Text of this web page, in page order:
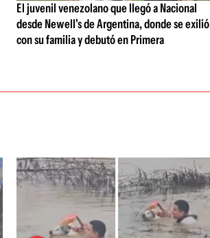
El juvenil venezolano que llegó a Nacional
desde Newell's de Argentina, donde se exilió
con su familia y debutó en Primera